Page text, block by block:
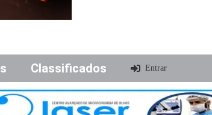
Classificados Entrar